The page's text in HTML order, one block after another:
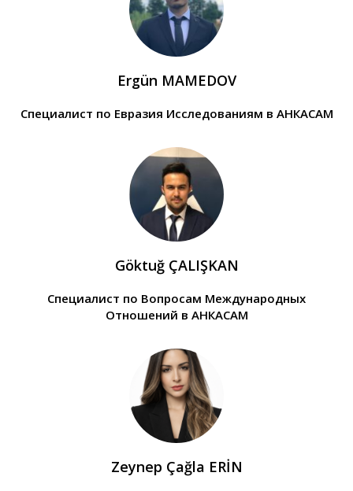
Ergün MAMEDOV
Специалист по Евразия Исследованиям в АНКАСАМ
Göktuğ ÇALIŞKAN
Специалист по Вопросам Международных
Отношений в АНКАСАМ
Zeynep Çağla ERİN